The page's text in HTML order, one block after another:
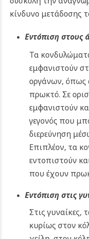
κίνδυνο μετάδοσης
Εντόπιση στους
Τα
εμφανιστούν
οργάνων, όπως
πρωκτό. Σε
εμφανιστούν
γεγονός που
διερεύνηση
Επιπλέον, τα
εντοπιστούν
που έχουν
Εντόπιση στις
Στις γυναίκες,
κυρίως στον